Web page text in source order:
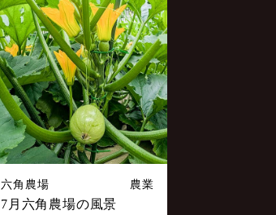
六角農場 農業
7月六角農場の風景